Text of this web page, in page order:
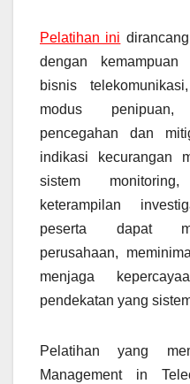
Pelatihan ini
dengan
bisnis
modus penipuan,
pencegahan dan
indikasi kecurangan
sistem
keterampilan
peserta dapat
perusahaan,
menjaga
pendekatan yang
Pelatihan yang
Management in